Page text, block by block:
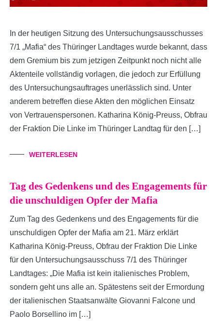
In der heutigen Sitzung des Untersuchungsausschusses
7/1 „Mafia“ des Thüringer Landtages wurde bekannt, dass
dem Gremium bis zum jetzigen Zeitpunkt noch nicht alle
Aktenteile vollständig vorlagen, die jedoch zur Erfüllung
des Untersuchungsauftrages unerlässlich sind. Unter
anderem betreffen diese Akten den möglichen Einsatz
von Vertrauenspersonen. Katharina König-Preuss, Obfrau
der Fraktion Die Linke im Thüringer Landtag für den […]
WEITERLESEN
Tag des Gedenkens und des Engagements für
die unschuldigen Opfer der Mafia
Zum Tag des Gedenkens und des Engagements für die
unschuldigen Opfer der Mafia am 21. März erklärt
Katharina König-Preuss, Obfrau der Fraktion Die Linke
für den Untersuchungsausschuss 7/1 des Thüringer
Landtages: „Die Mafia ist kein italienisches Problem,
sondern geht uns alle an. Spätestens seit der Ermordung
der italienischen Staatsanwälte Giovanni Falcone und
Paolo Borsellino im […]